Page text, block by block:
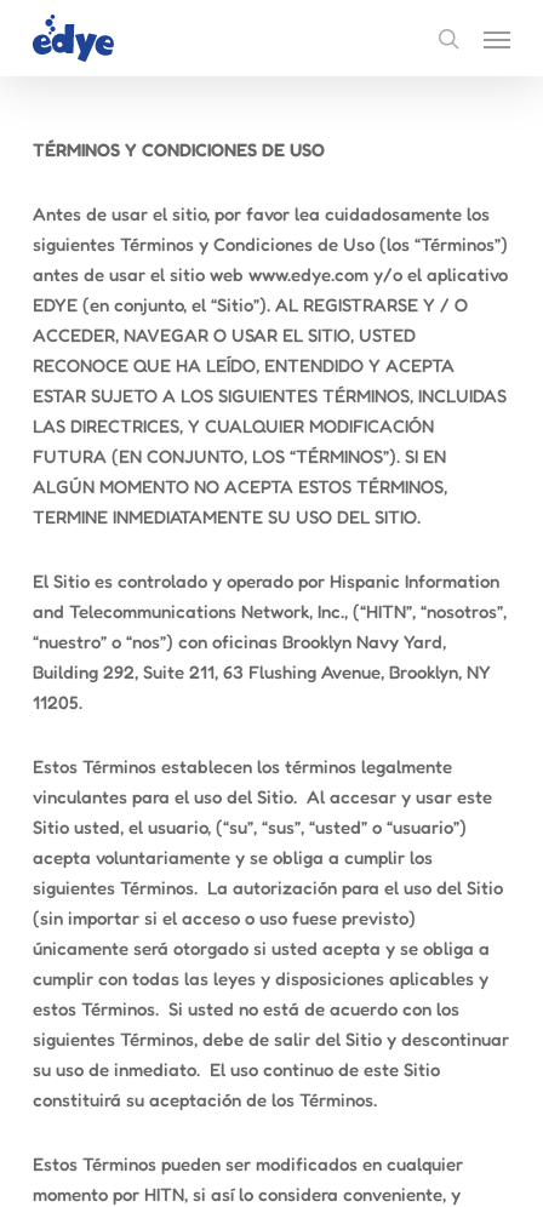
search
Menu
TÉRMINOS Y CONDICIONES DE USO
Antes de usar el sitio, por favor lea cuidadosamente los
siguientes Términos y Condiciones de Uso (los “Términos”)
antes de usar el sitio web www.edye.com y/o el aplicativo
EDYE (en conjunto, el “Sitio”). AL REGISTRARSE Y / O
ACCEDER, NAVEGAR O USAR EL SITIO, USTED
RECONOCE QUE HA LEÍDO, ENTENDIDO Y ACEPTA
ESTAR SUJETO A LOS SIGUIENTES TÉRMINOS, INCLUIDAS
LAS DIRECTRICES, Y CUALQUIER MODIFICACIÓN
FUTURA (EN CONJUNTO, LOS “TÉRMINOS”). SI EN
ALGÚN MOMENTO NO ACEPTA ESTOS TÉRMINOS,
TERMINE INMEDIATAMENTE SU USO DEL SITIO.
El Sitio es controlado y operado por Hispanic Information
and Telecommunications Network, Inc., (“HITN”, “nosotros”,
“nuestro” o “nos”) con oficinas Brooklyn Navy Yard,
Building 292, Suite 211, 63 Flushing Avenue, Brooklyn, NY
11205.
Estos Términos establecen los términos legalmente
vinculantes para el uso del Sitio. Al accesar y usar este
Sitio usted, el usuario, (“su”, “sus”, “usted” o “usuario”)
acepta voluntariamente y se obliga a cumplir los
siguientes Términos. La autorización para el uso del Sitio
(sin importar si el acceso o uso fuese previsto)
únicamente será otorgado si usted acepta y se obliga a
cumplir con todas las leyes y disposiciones aplicables y
estos Términos. Si usted no está de acuerdo con los
siguientes Términos, debe de salir del Sitio y descontinuar
su uso de inmediato. El uso continuo de este Sitio
constituirá su aceptación de los Términos.
Estos Términos pueden ser modificados en cualquier
momento por HITN, si así lo considera conveniente, y